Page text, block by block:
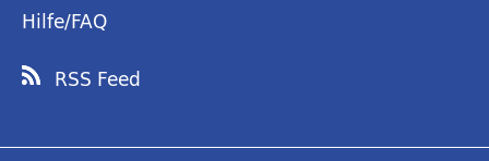
Hilfe/FAQ
RSS Feed